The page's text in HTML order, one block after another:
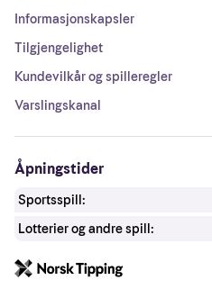
Informasjonskapsler
Tilgjengelighet
Kundevilkår og spilleregler
Varslingskanal
Åpningstider
Sportsspill:
Lotterier og andre spill: